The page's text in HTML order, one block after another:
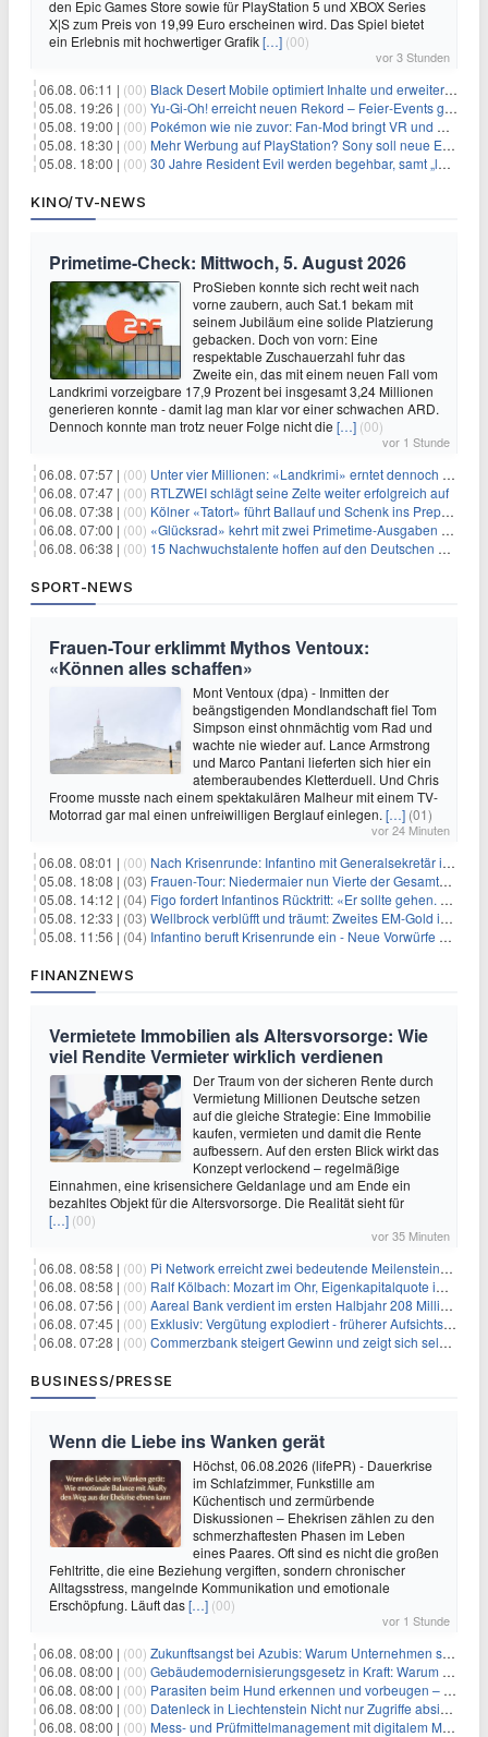
den Epic Games Store sowie für PlayStation 5 und XBOX Series
X|S zum Preis von 19,99 Euro erscheinen wird. Das Spiel bietet
ein Erlebnis mit hochwertiger Grafik[…] (00)
vor 3 Stunden
06.08. 06:11 | (00) Black Desert Mobile optimiert Inhalte und erweitert Treasure Access
05.08. 19:26 | (00) Yu‑Gi‑Oh! erreicht neuen Rekord – Feier‑Events gestartet
05.08. 19:00 | (00) Pokémon wie nie zuvor: Fan-Mod bringt VR und Ego-Perspektive nach Kanto
05.08. 18:30 | (00) Mehr Werbung auf PlayStation? Sony soll neue Einnahmequellen prüfen
05.08. 18:00 | (00) 30 Jahre Resident Evil werden begehbar, samt „lebensgroßem Leon“
KINO/TV-NEWS
Primetime-Check: Mittwoch, 5. August 2026
ProSieben konnte sich recht weit nach
vorne zaubern, auch Sat.1 bekam mit
seinem Jubiläum eine solide Platzierung
gebacken. Doch von vorn: Eine
respektable Zuschauerzahl fuhr das
Zweite ein, das mit einem neuen Fall vom
Landkrimi vorzeigbare 17,9 Prozent bei insgesamt 3,24 Millionen
generieren konnte - damit lag man klar vor einer schwachen ARD.
Dennoch konnte man trotz neuer Folge nicht die […] (00)
vor 1 Stunde
06.08. 07:57 | (00) Unter vier Millionen: «Landkrimi» erntet dennoch Primetime-Führung
06.08. 07:47 | (00) RTLZWEI schlägt seine Zelte weiter erfolgreich auf
06.08. 07:38 | (00) Kölner «Tatort» führt Ballauf und Schenk ins Prepper-Milieu
06.08. 07:00 | (00) «Glücksrad» kehrt mit zwei Primetime-Ausgaben zurück
06.08. 06:38 | (00) 15 Nachwuchstalente hoffen auf den Deutschen Radiopreis
SPORT-NEWS
Frauen-Tour erklimmt Mythos Ventoux:
«Können alles schaffen»
Mont Ventoux (dpa) - Inmitten der
beängstigenden Mondlandschaft fiel Tom
Simpson einst ohnmächtig vom Rad und
wachte nie wieder auf. Lance Armstrong
und Marco Pantani lieferten sich hier ein
atemberaubendes Kletterduell. Und Chris
Froome musste nach einem spektakulären Malheur mit einem TV-
Motorrad gar mal einen unfreiwilligen Berglauf einlegen. […] (01)
vor 24 Minuten
06.08. 08:01 | (00) Nach Krisenrunde: Infantino mit Generalsekretär im Stadion
05.08. 18:08 | (03) Frauen-Tour: Niedermaier nun Vierte der Gesamtwertung
05.08. 14:12 | (04) Figo fordert Infantinos Rücktritt: «Er sollte gehen. Jetzt»
05.08. 12:33 | (03) Wellbrock verblüfft und träumt: Zweites EM-Gold in Paris
05.08. 11:56 | (04) Infantino beruft Krisenrunde ein - Neue Vorwürfe gegen FIFA
FINANZNEWS
Vermietete Immobilien als Altersvorsorge: Wie
viel Rendite Vermieter wirklich verdienen
Der Traum von der sicheren Rente durch
Vermietung Millionen Deutsche setzen
auf die gleiche Strategie: Eine Immobilie
kaufen, vermieten und damit die Rente
aufbessern. Auf den ersten Blick wirkt das
Konzept verlockend – regelmäßige
Einnahmen, eine krisensichere Geldanlage und am Ende ein
bezahltes Objekt für die Altersvorsorge. Die Realität sieht für
[…] (00)
vor 35 Minuten
06.08. 08:58 | (00) Pi Network erreicht zwei bedeutende Meilensteine in einer Rallye
06.08. 08:58 | (00) Ralf Kölbach: Mozart im Ohr, Eigenkapitalquote im Blick - wie dieser Denker die Westerwald Bank führt
06.08. 07:56 | (00) Aareal Bank verdient im ersten Halbjahr 208 Millionen Euro
06.08. 07:45 | (00) Exklusiv: Vergütung explodiert - früherer Aufsichtsratschef gibt aus Protest Ehrentitel ab
06.08. 07:28 | (00) Commerzbank steigert Gewinn und zeigt sich selbstbewusst gegenüber Unicredit
BUSINESS/PRESSE
Wenn die Liebe ins Wanken gerät
Höchst, 06.08.2026 (lifePR) - Dauerkrise
im Schlafzimmer, Funkstille am
Küchentisch und zermürbende
Diskussionen – Ehekrisen zählen zu den
schmerzhaftesten Phasen im Leben
eines Paares. Oft sind es nicht die großen
Fehltritte, die eine Beziehung vergiften, sondern chronischer
Alltagsstress, mangelnde Kommunikation und emotionale
Erschöpfung. Läuft das[…] (00)
vor 1 Stunde
06.08. 08:00 | (00) Zukunftsangst bei Azubis: Warum Unternehmen schnelle Erfolgserlebnisse ermöglichen sollten
06.08. 08:00 | (00) Gebäudemodernisierungsgesetz in Kraft: Warum in Hamburg trotzdem eigene Regeln gelten
06.08. 08:00 | (00) Parasiten beim Hund erkennen und vorbeugen – Die wichtigsten Tipps
06.08. 08:00 | (00) Datenleck in Liechtenstein Nicht nur Zugriffe absichern, sondern sensible Daten selbst schützen
06.08. 08:00 | (00) Mess- und Prüfmittelmanagement mit digitalem Management im Griff